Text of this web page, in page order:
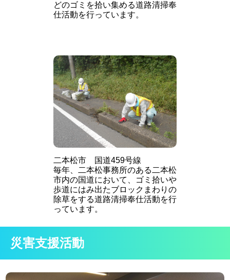
どのゴミを拾い集める道路清掃奉
仕活動を行っています。
二本松市 国道459号線
毎年、二本松事務所のある二本松
市内の国道において、ゴミ拾いや
歩道にはみ出たブロックまわりの
除草をする道路清掃奉仕活動を行
っています。
災害支援活動